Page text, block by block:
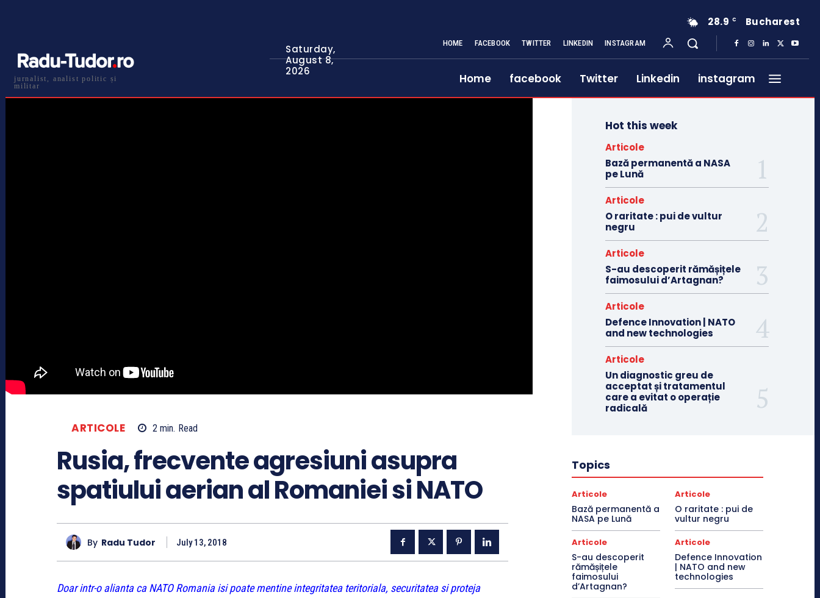
jurnalist, analist politic și
militar
Saturday,
August 8,
2026
28.9 C Bucharest
HOME FACEBOOK TWITTER LINKEDIN INSTAGRAM
Home facebook Twitter Linkedin instagram
ARTICOLE 2 min. Read
Rusia, frecvente agresiuni asupra
spatiului aerian al Romaniei si NATO
By Radu Tudor July 13, 2018
Doar intr-o alianta ca NATO Romania isi poate mentine integritatea teritoriala, securitatea si proteja
Hot this week
Articole
Bază permanentă a NASA
pe Lună
Articole
O raritate : pui de vultur
negru
Articole
S-au descoperit rămășițele
faimosului d’Artagnan?
Articole
Defence Innovation | NATO
and new technologies
Articole
Un diagnostic greu de
acceptat și tratamentul
care a evitat o operație
radicală
Topics
Articole
Bază permanentă a
NASA pe Lună
Articole
O raritate : pui de
vultur negru
Articole
S-au descoperit
rămășițele
faimosului
d’Artagnan?
Articole
Defence Innovation
| NATO and new
technologies